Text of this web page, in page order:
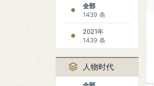
全部
1439 条
2021年
1439 条
人物时代